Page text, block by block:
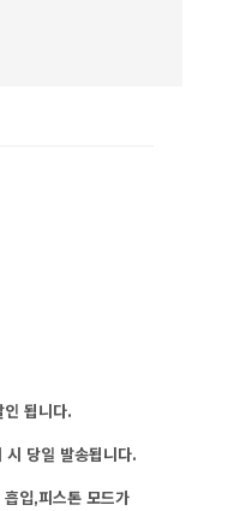
됩니다.
당일 발송됩니다.
입,피스톤 모드가